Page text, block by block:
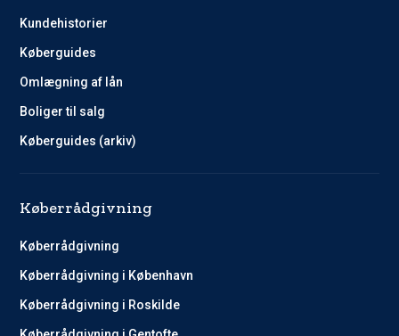
Kundehistorier
Køberguides
Omlægning af lån
Boliger til salg
Køberguides (arkiv)
Køberrådgivning
Køberrådgivning
Køberrådgivning i København
Køberrådgivning i Roskilde